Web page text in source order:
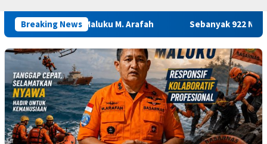
Breaking News
Maluku M. Arafah Sebanyak 922 Narapidana dan